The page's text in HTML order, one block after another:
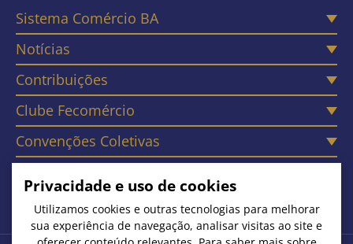
Sistema Comércio BA
Notícias
Contribuições
Clube Fecomércio
Convenções Coletivas
Contato
Privacidade e uso de cookies
Utilizamos cookies e outras tecnologias para melhorar
sua experiência de navegação, analisar visitas ao site e